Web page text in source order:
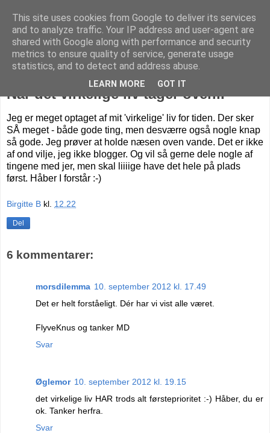
Livet på Vestegnen
Når det virkelige liv tager over...
Jeg er meget optaget af mit 'virkelige' liv for tiden. Der sker
SÅ meget - både gode ting, men desværre også nogle knap
så gode. Jeg prøver at holde næsen oven vande. Det er ikke
af ond vilje, jeg ikke blogger. Og vil så gerne dele nogle af
tingene med jer, men skal liiiige have det hele på plads
først. Håber I forstår :-)
Birgitte B kl. 12.22
Del
6 kommentarer:
morsdilemma 10. september 2012 kl. 17.49
Det er helt forståeligt. Dér har vi vist alle været.
FlyveKnus og tanker MD
Svar
Øglemor 10. september 2012 kl. 19.15
det virkelige liv HAR trods alt førsteprioritet :-) Håber, du er
ok. Tanker herfra.
Svar
This site uses cookies from Google to deliver its services
and to analyze traffic. Your IP address and user-agent are
shared with Google along with performance and security
metrics to ensure quality of service, generate usage
statistics, and to detect and address abuse.
LEARN MORE GOT IT